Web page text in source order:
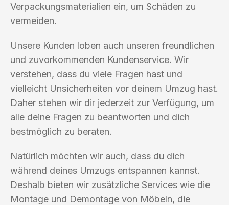
Verpackungsmaterialien ein, um Schäden zu
vermeiden.
Unsere Kunden loben auch unseren freundlichen
und zuvorkommenden Kundenservice. Wir
verstehen, dass du viele Fragen hast und
vielleicht Unsicherheiten vor deinem Umzug hast.
Daher stehen wir dir jederzeit zur Verfügung, um
alle deine Fragen zu beantworten und dich
bestmöglich zu beraten.
Natürlich möchten wir auch, dass du dich
während deines Umzugs entspannen kannst.
Deshalb bieten wir zusätzliche Services wie die
Montage und Demontage von Möbeln, die